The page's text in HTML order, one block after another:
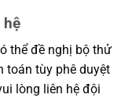
hệ
thể đề nghị bộ thử
toán tùy phê duyệt
lòng liên hệ đội